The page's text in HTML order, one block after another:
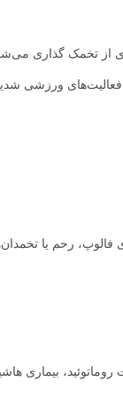
از تخمک گذاری
ورزشی
رحم یا
روماتوئید، بیماری